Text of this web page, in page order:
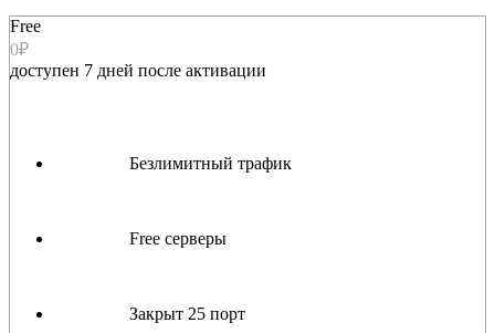
Free
0₽
доступен 7 дней после активации
Безлимитный трафик
Free серверы
Закрыт 25 порт